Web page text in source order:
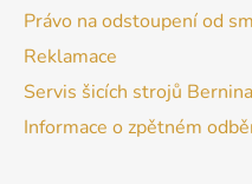
Právo na odstoupení od
Reklamace
Servis šicích strojů
Informace o zpětném